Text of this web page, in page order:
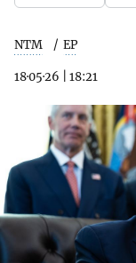
NTM EP
18·05·26 18:21